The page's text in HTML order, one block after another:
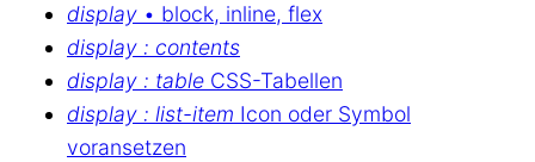
display • block, inline, flex
display : contents
display : table CSS-Tabellen
display : list-item Icon oder Symbol
voransetzen